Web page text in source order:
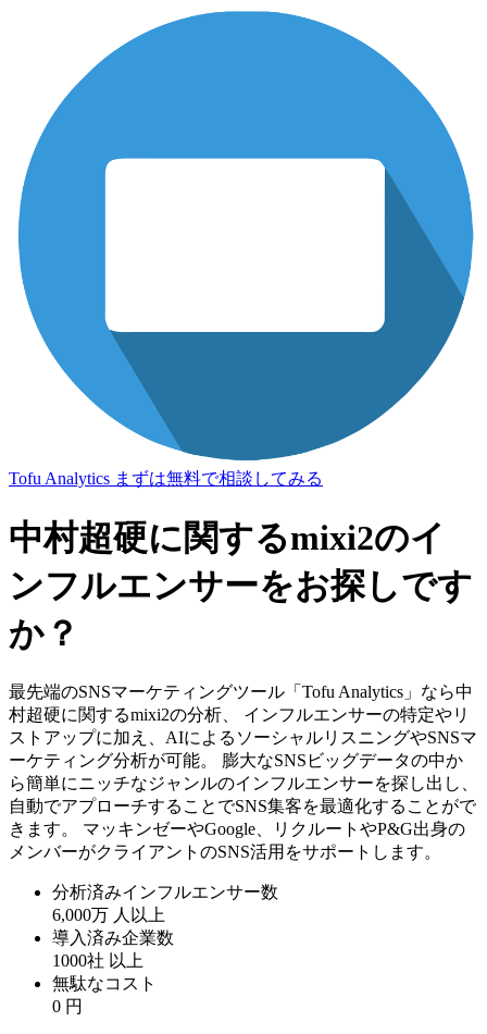
Tofu Analytics まずは無料で相談してみる
中村超硬に関するmixi2のイ
ンフルエンサーをお探しです
か？
最先端のSNSマーケティングツール「Tofu Analytics」なら中
村超硬に関するmixi2の分析、 インフルエンサーの特定やリ
ストアップに加え、AIによるソーシャルリスニングやSNSマ
ーケティング分析が可能。 膨大なSNSビッグデータの中か
ら簡単にニッチなジャンルのインフルエンサーを探し出し、
自動でアプローチすることでSNS集客を最適化することがで
きます。 マッキンゼーやGoogle、リクルートやP&G出身の
メンバーがクライアントのSNS活用をサポートします。
分析済みインフルエンサー数
6,000万 人以上
導入済み企業数
1000社 以上
無駄なコスト
0 円